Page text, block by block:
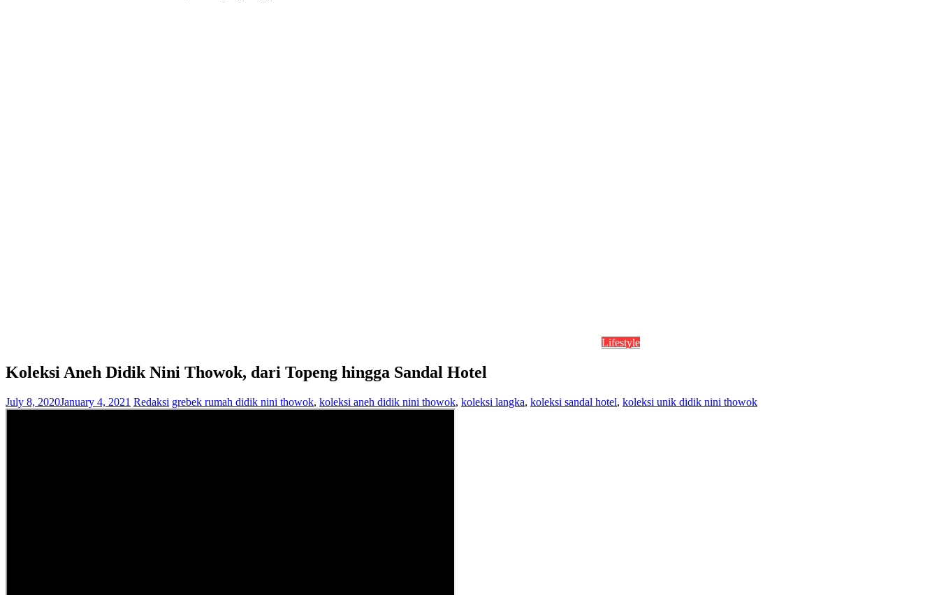
Lifestyle
Koleksi Aneh Didik Nini Thowok, dari Topeng hingga Sandal Hotel
July 8, 2020January 4, 2021 Redaksi grebek rumah didik nini thowok, koleksi aneh didik nini thowok, koleksi langka, koleksi sandal hotel, koleksi unik didik nini thowok